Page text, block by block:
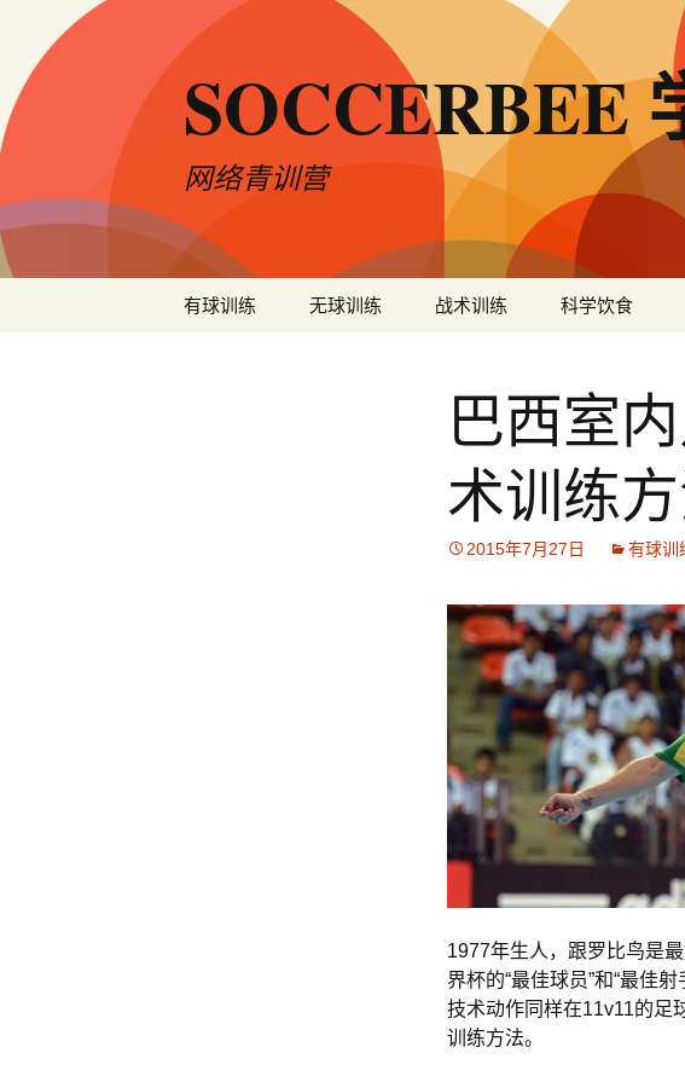
SOCCERBEE
网络青训营
有球训练 无球训练 战术训练
5人制
科学饮食
巴西室
术训练
2015年7月27日 有球训
1977年生人，跟罗比鸟是
界杯的“最佳球员”和“最佳
技术动作同样在11v11的足
训练方法。